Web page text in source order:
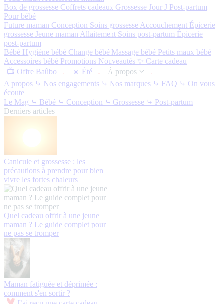
Box de grossesse Coffrets cadeaux Grossesse Jour J Post-partum
Pour bébé
Future maman Conception Soins grossesse Accouchement Épicerie
grossesse Jeune maman Allaitement Soins post-partum Épicerie
post-partum
Bébé Hygiène bébé Change bébé Massage bébé Petits maux bébé
Accessoires bébé Promotions Nouveautés ✨ Carte cadeau
📺 Offre Baûbo
☀️ Été
À propos
A propos ⤷ Nos engagements ⤷ Nos marques ⤷ FAQ ⤷ On vous
écoute
Le Mag ⤷ Bébé ⤷ Conception ⤷ Grossesse ⤷ Post-partum
Derniers articles
Canicule et grossesse : les
précautions à prendre pour bien
vivre les fortes chaleurs
Quel cadeau offrir à une jeune
maman ? Le guide complet pour
ne pas se tromper
Maman fatiguée et déprimée :
comment s'en sortir ?